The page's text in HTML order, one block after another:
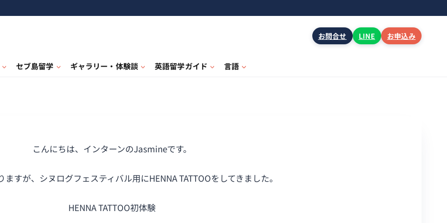
お問合せ LINE お申込み
セブ島留学 ギャラリー・体験談 英語留学ガイド 言語
こんにちは、インターンのJasmineです。
すが、シヌログフェスティバル用にHENNA TATTOOをしてきました。
HENNA TATTOO初体験